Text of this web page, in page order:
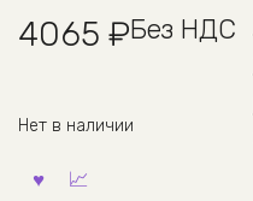
4065 ₽Без НДС
Нет в наличии